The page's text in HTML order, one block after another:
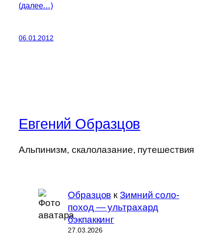
(далее…)
06.01.2012
Евгений Образцов
Альпинизм, скалолазание, путешествия
Образцов кЗимний соло-
поход — ультрахард
бэкпаккинг
27.03.2026